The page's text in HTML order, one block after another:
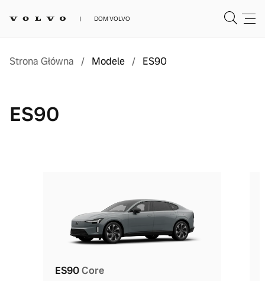
DOM VOLVO
Strona Główna / Modele / ES90
ES90
ES90Core